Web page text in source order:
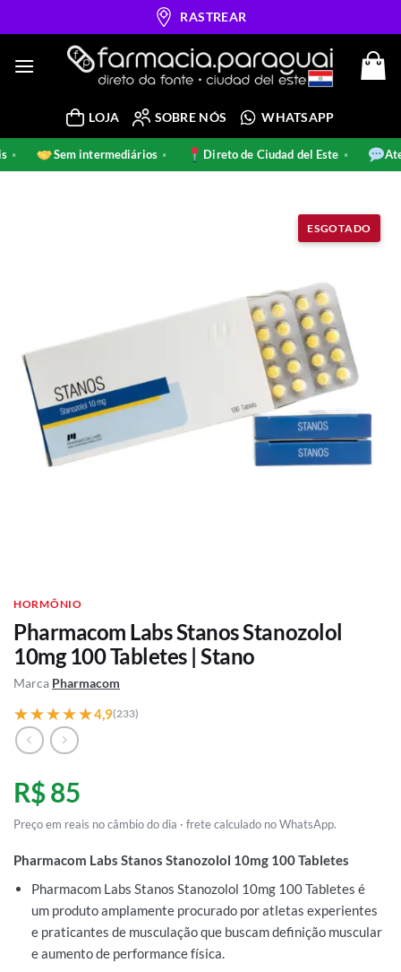
to
RASTREAR
LOJA SOBRE NÓS WHATSAPP
Sem intermediários Direto de Ciudad del Este
HORMÔNIO
Pharmacom Labs Stanos Stanozolol
10mg 100 Tabletes | Stano
Marca Pharmacom
★★★★★
★★★★★4,9(233)
R$ 85
Preço em reais no câmbio do dia · frete calculado no WhatsApp.
Pharmacom Labs Stanos Stanozolol 10mg 100 Tabletes
Pharmacom Labs Stanos Stanozolol 10mg 100 Tabletes é
um produto amplamente procurado por atletas experientes
e praticantes de musculação que buscam definição muscular
e aumento de performance física.